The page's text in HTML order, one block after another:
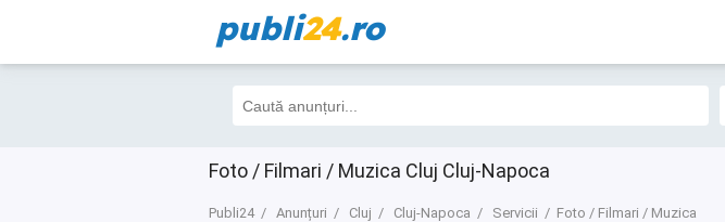
publi24.ro
Foto / Filmari / Muzica Cluj Cluj-Napoca
Publi24 Anunțuri Cluj Cluj-Napoca Servicii Foto / Filmari / Muzica
Filtre 3 Toate
21